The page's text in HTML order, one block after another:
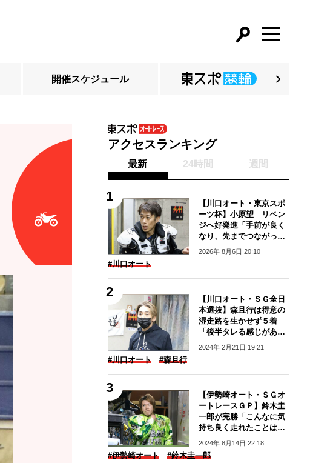
開催スケジュール
アクセスランキング
最新 24時間 週間
【川口オート・東京スポ
ーツ杯】小原望 リベン
ジへ好発進「手前が良く
なり、先までつながって
いる」
2026年 8月6日 20:10
#川口オート
【川口オート・ＳＧ全日
本選抜】森且行は得意の
湿走路を生かせず５着
「後半タレる感じがあ
る」
2024年 2月21日 19:21
#川口オート #森且行
【伊勢崎オート・ＳＧオ
ートレースＧＰ】鈴木圭
一郎が完勝「こんなに気
持ち良く走れたことはな
い」
2024年 8月14日 22:18
#伊勢崎オート #鈴木圭一郎